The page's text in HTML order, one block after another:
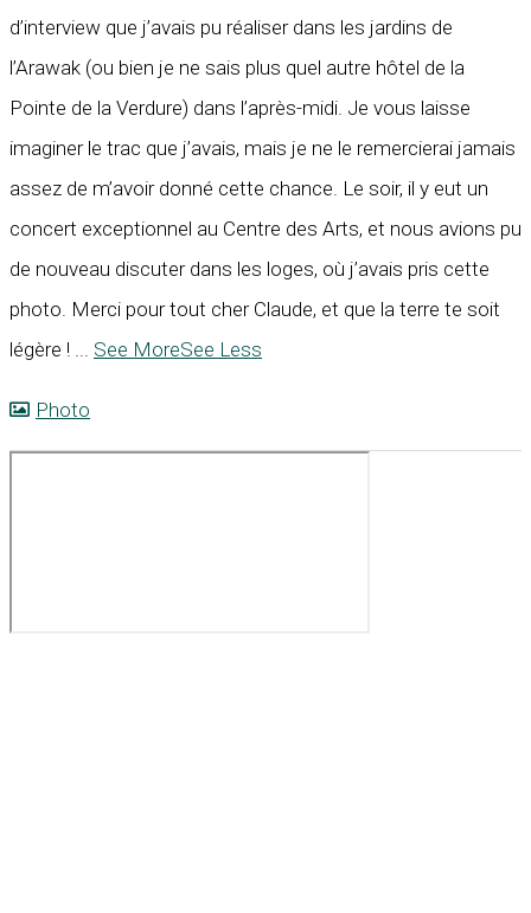
d’interview que j’avais pu réaliser dans les jardins de
l’Arawak (ou bien je ne sais plus quel autre hôtel de la
Pointe de la Verdure) dans l’après-midi. Je vous laisse
imaginer le trac que j’avais, mais je ne le remercierai jamais
assez de m’avoir donné cette chance. Le soir, il y eut un
concert exceptionnel au Centre des Arts, et nous avions pu
de nouveau discuter dans les loges, où j’avais pris cette
photo. Merci pour tout cher Claude, et que la terre te soit
légère !
See MoreSee Less
Photo